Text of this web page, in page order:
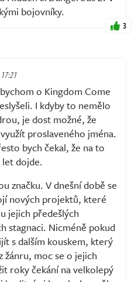
bojovníky.
3
o Kingdom Come
I kdyby to nemělo
je dost možné, že
proslaveného jména.
bych čekal, že na to
let dojde.
značku. V dnešní době se
nových projektů, které
jejich předešlých
stagnaci. Nicméně pokud
s dalším kouskem, který
žánru, moc se o jejich
roky čekání na velkolepý